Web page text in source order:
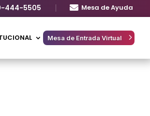
444-5505  Mesa de Ayuda
Mesa de Entrada Virtual